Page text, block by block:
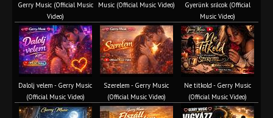
Gerry Music (Official Music
Video)
Music (Official Music Video)
Gyerünk srácok (Official
Music Video)
Dalolj velem - Gerry Music
(Official Music Video)
Szerelem - Gerry Music
(Official Music Video)
Ne titkold - Gerry Music
(Official Music Video)